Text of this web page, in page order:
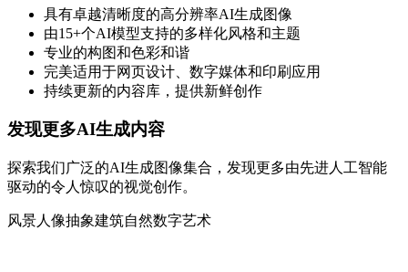
具有卓越清晰度的高分辨率AI生成图像
由15+个AI模型支持的多样化风格和主题
专业的构图和色彩和谐
完美适用于网页设计、数字媒体和印刷应用
持续更新的内容库，提供新鲜创作
发现更多AI生成内容
探索我们广泛的AI生成图像集合，发现更多由先进人工智能
驱动的令人惊叹的视觉创作。
风景人像抽象建筑自然数字艺术